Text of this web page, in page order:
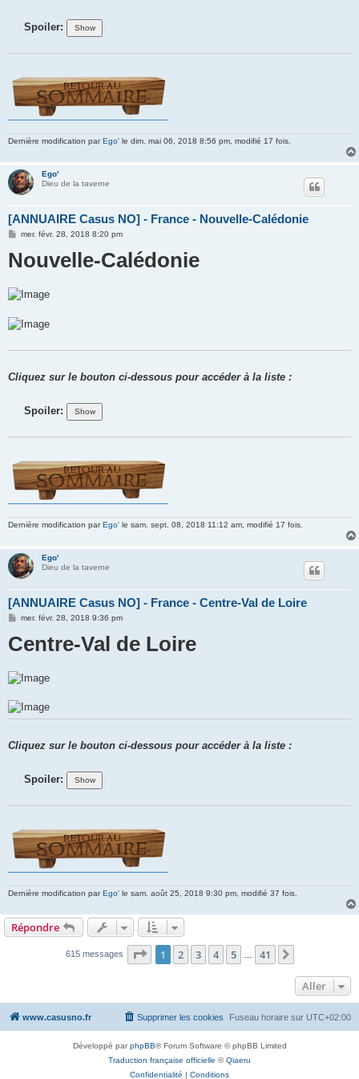
Spoiler:
Dernière modification parEgo' le dim. mai 06, 2018 8:56 pm, modifié 17 fois.
Ego'
Dieu de la taverne
[ANNUAIRE Casus NO] - France - Nouvelle-Calédonie
M
s
s
e
mer. févr. 28, 2018 8:20 pm
Nouvelle-Calédonie
Cliquez sur le bouton ci-dessous pour accéder à la liste :
Spoiler:
Dernière modification parEgo' le sam. sept. 08, 2018 11:12 am, modifié 17 fois.
Ego'
Dieu de la taverne
[ANNUAIRE Casus NO] - France - Centre-Val de Loire
M
s
s
e
mer. févr. 28, 2018 9:36 pm
Centre-Val de Loire
Cliquez sur le bouton ci-dessous pour accéder à la liste :
Spoiler:
Dernière modification parEgo' le sam. août 25, 2018 9:30 pm, modifié 37 fois.
Répondre
615 messages Page 1sur41
1 2 3 4 5 41
Aller
www.casusno.fr Fuseau horaire sur UTC+02:00
Supprimer les cookies
Développé parphpBB® Forum Software © phpBB Limited
Traduction française officielle ©Qiaeru
Confidentialité | Conditions